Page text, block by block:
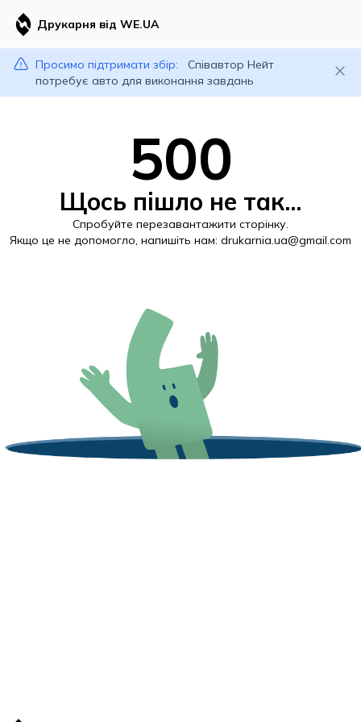
Друкарня від WE.UA
Просимо підтримати збір:
Співавтор Нейт
потребує авто для виконання завдань
500
Щось пішло не так...
Спробуйте перезавантажити сторінку.
Якщо це не допомогло, напишіть нам: drukarnia.ua@gmail.com